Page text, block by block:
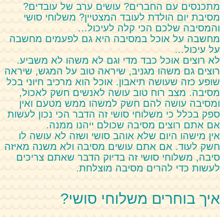
מתכנסים עם החברים? עושים ערב של עובדים?
מסיבת יום הולדת לעובד המצטיין? משלוחי סושי
והמסיבה שלכם הכי קלה לעיכול…
מחשבה על אוכל במסיבה היא גם לפעמים מחשבה
על עיכול…
לא רוצים אוכל כבד מדי וגם לא משהו לא משביע.
רוצים גם משהו מגניב, שיראה טוב על המגש, שיראה
שופע כזה שעושה תיאבון. אוכל הוא מרכיב חיוני בכל
מסיבה. מצב רוח טוב עושה לאנשים חשק לאכול,
ומסיבה עושה להם חשק למשהו ממש מטעם ואין
ספק בכלל כי משלוחי סושי זה הדבר הכי נכון לעשות
אם אתם רוצים מסיבה שכולם ייהנו ממנה.
אין מישהו היום שלא אוהב סושי ושזה לא עושה לו
חשק לעוד. אם אתם עושים מסיבה ולא משנה מאיזה
סיבה, משלוחי סושי זה בדיוק הדבר שאתם צריכים
לעשות כדי להרים מסיבה מוצלחת.
איך בוחרים משלוחי סושי?